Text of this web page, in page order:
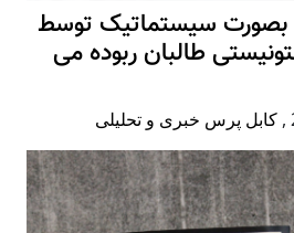
بصورت سیستماتیک توسط
طالبان ربوده می
, کابل پرس خبری و تحلیلی